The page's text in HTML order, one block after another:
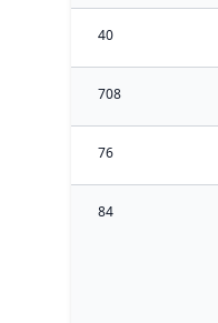
40
708
76
84